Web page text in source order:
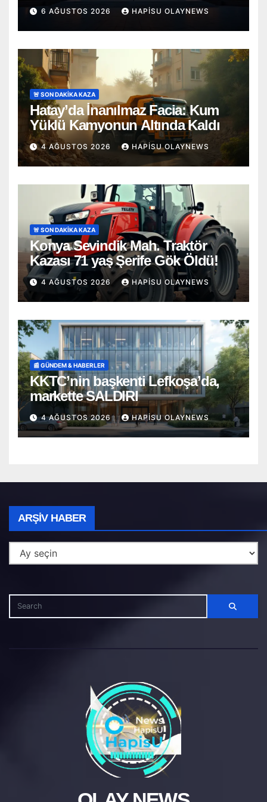
6 AĞUSTOS 2026 HAPISU OLAYNEWS
🚨 SON DAKİKA KAZA
Hatay’da İnanılmaz Facia: Kum
Yüklü Kamyonun Altında Kaldı
4 AĞUSTOS 2026 HAPISU OLAYNEWS
🚨 SON DAKİKA KAZA
Konya Sevindik Mah. Traktör
Kazası 71 yaş Şerife Gök Öldü!
4 AĞUSTOS 2026 HAPISU OLAYNEWS
📰 GÜNDEM & HABERLER
KKTC’nin başkenti Lefkoşa’da,
markette SALDIRI
4 AĞUSTOS 2026 HAPISU OLAYNEWS
ARŞIV HABER
Haber